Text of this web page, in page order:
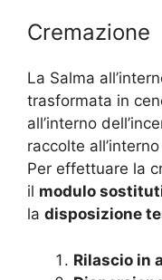
Cremazione
La Salma
trasformata in
all’interno
raccolte
Per effettuare la
il modulo
la disposizione
Rilascio in